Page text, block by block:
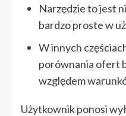
Narzędzie to jest
bardzo proste w
W innych
porównania ofert
względem
Użytkownik ponosi